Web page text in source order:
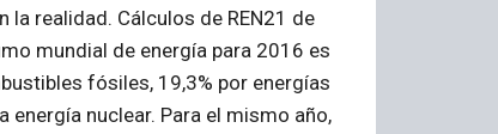
realidad. Cálculos de REN21 de
mundial de energía para 2016 es
fósiles, 19,3% por energías
energía nuclear. Para el mismo año,